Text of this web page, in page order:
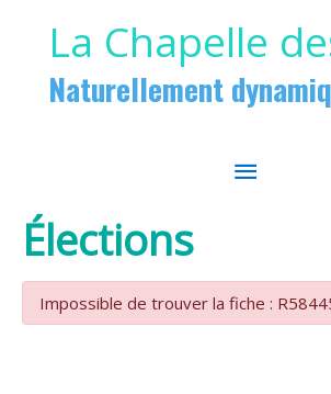
La Chapelle
Naturellement
MENU
Élections
Impossible de trouver la fiche :